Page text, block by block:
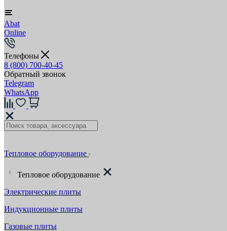
Abat
Online
Телефоны
8 (800) 700-40-45
Обратный звонок
Telegram
WhatsApp
Тепловое оборудование
Тепловое оборудование
Электрические плиты
Индукционные плиты
Газовые плиты